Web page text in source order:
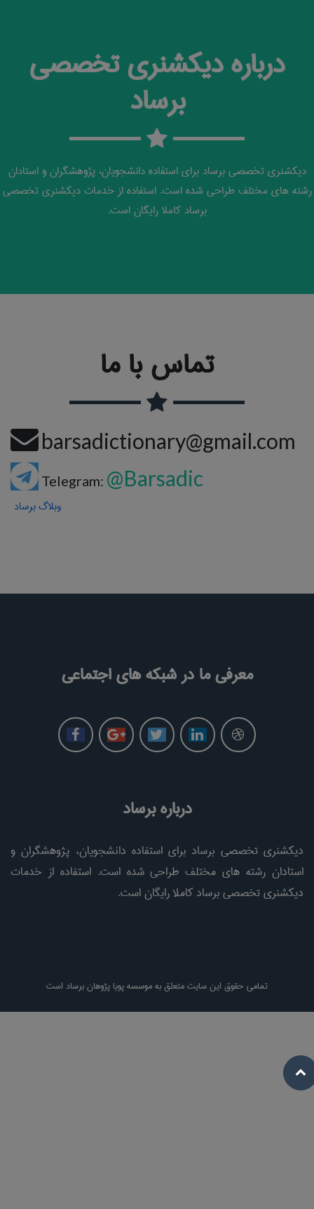
درباره دیکشنری تخصصی
برساد
دیکشنری تخصصی برساد برای استفاده دانشجویان، پژوهشگران و استادان
رشته های مختلف طراحی شده است. استفاده از خدمات دیکشنری تخصصی
برساد کاملا رایگان است.
تماس با ما
barsadictionary@gmail.com
Telegram: @Barsadic
وبلاگ برساد
معرفی ما در شبکه های اجتماعی
درباره برساد
دیکشنری تخصصی برساد برای استفاده دانشجویان، پژوهشگران و
استادان رشته های مختلف طراحی شده است. استفاده از خدمات
دیکشنری تخصصی برساد کاملا رایگان است.
تمامی حقوق این سایت متعلق به موسسه پویا پژوهان برساد است